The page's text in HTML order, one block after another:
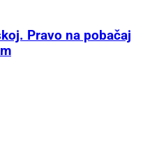
Pravo na pobačaj